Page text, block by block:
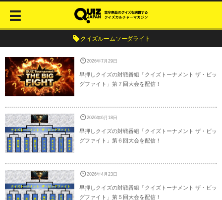
クイズルームソーダライト
2026年7月29日
早押しクイズの対戦番組「クイズトーナメント ザ・ビッ
グファイト」第７回大会を配信！
2026年6月18日
早押しクイズの対戦番組「クイズトーナメント ザ・ビッ
グファイト」第６回大会を配信！
2026年4月23日
早押しクイズの対戦番組「クイズトーナメント ザ・ビッ
グファイト」第５回大会を配信！